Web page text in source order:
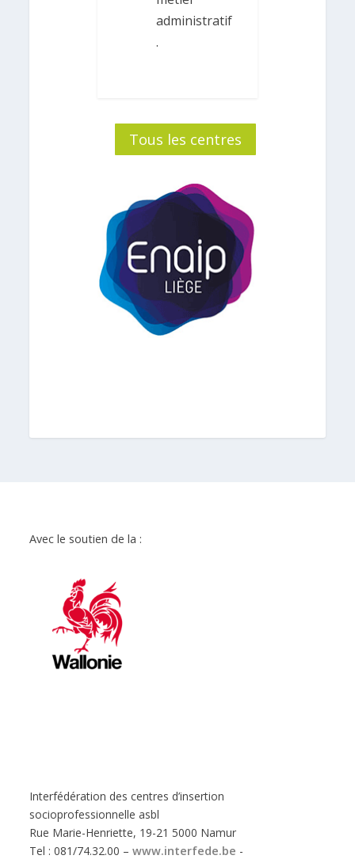
administratif
.
Tous les centres
Avec le soutien de la :
Interfédération des centres d’insertion
socioprofessionnelle asbl
Rue Marie-Henriette, 19-21 5000 Namur
Tel : 081/74.32.00 –www.interfede.be -